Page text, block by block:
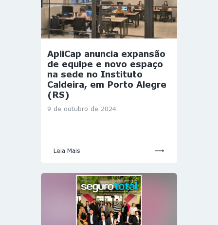
ApliCap anuncia expansão
de equipe e novo espaço
na sede no Instituto
Caldeira, em Porto Alegre
(RS)
9 de outubro de 2024
Leia Mais